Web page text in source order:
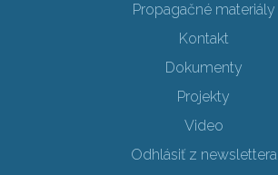
Propagačné materiály
Kontakt
Dokumenty
Projekty
Video
Odhlásiť z newslettera